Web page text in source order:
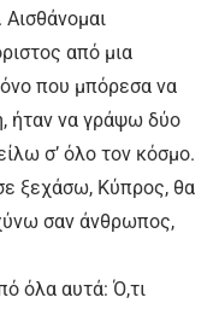
Αισθάνομαι
από μια
που μπόρεσα να
ήταν να γράψω δύο
σ’ όλο τον κόσμο.
ξεχάσω, Κύπρος, θα
σαν άνθρωπος,
όλα αυτά: Ό,τι